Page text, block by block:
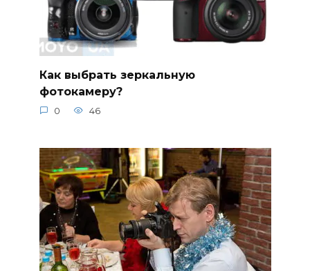
Как выбрать зеркальную
фотокамеру?
0 46